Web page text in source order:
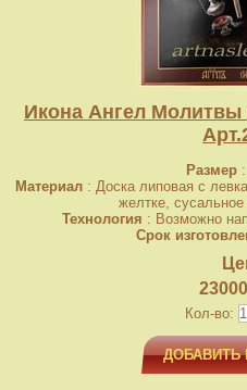
Икона Ангел
Размер:
Материал: Доска липовая с
желтке,
Технология : Возможно
Срок
Кол-во:
ДОБАВИТЬ